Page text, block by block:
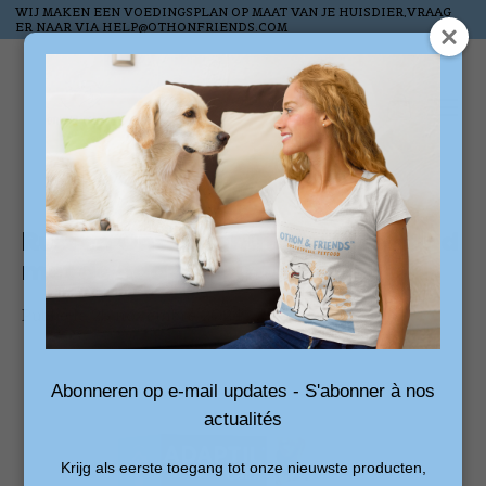
WIJ MAKEN EEN VOEDINGSPLAN OP MAAT VAN JE HUISDIER,VRAAG
ER NAAR VIA HELP@OTHONFRIENDS.COM
Liste de
Rust en Ontspanning voor Je Hond
met de Adaptil Diffuser
Publié le
Abonneren op e-mail updates - S'abonner à nos
actualités
Krijg als eerste toegang tot onze nieuwste producten,